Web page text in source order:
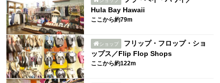
Hula Bay Hawaii
ここから約79m
ショップ
フリップ・フロップ・ショ
ップス／Flip Flop Shops
ここから約122m